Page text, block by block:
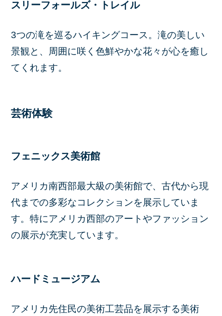
スリーフォールズ・トレイル
3つの滝を巡るハイキングコース。滝の美しい
景観と、周囲に咲く色鮮やかな花々が心を癒し
てくれます。
芸術体験
フェニックス美術館
​アメリカ南西部最大級の美術館で、古代から現
代までの多彩なコレクションを展示していま
す。​特にアメリカ西部のアートやファッション
の展示が充実しています。
ハードミュージアム
アメリカ先住民の美術工芸品を展示する美術